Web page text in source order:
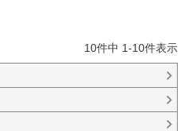
10件中 1-10件表示